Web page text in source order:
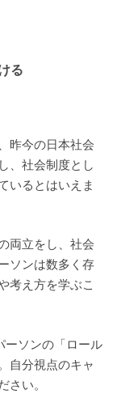
る
昨今の日本社会
、社会制度とし
いるとはいえま
両立をし、社会
ソンは数多く存
考え方を学ぶこ
ーソンの「ロール
自分視点のキャ
さい。